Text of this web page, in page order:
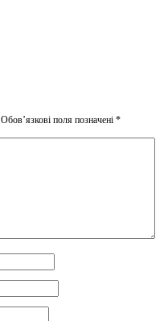
Обов’язкові поля позначені *